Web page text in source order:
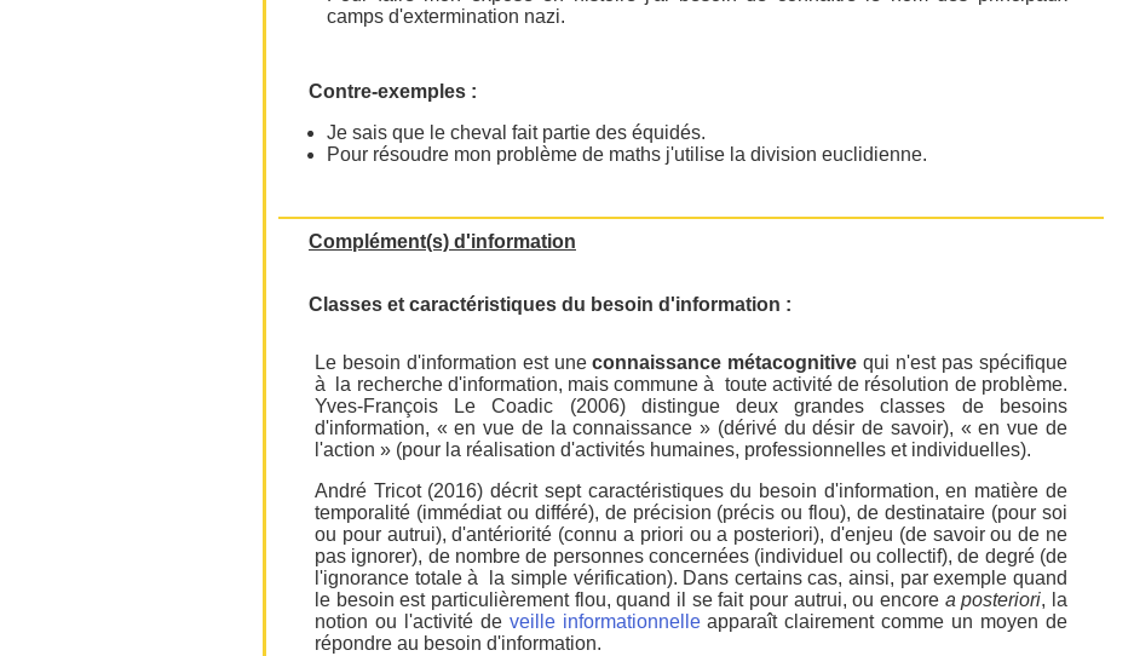
camps d'extermination nazi.
Contre-exemples :
Je sais que le cheval fait partie des équidés.
Pour résoudre mon problème de maths j'utilise la division euclidienne.
Complément(s) d'information
Classes et caractéristiques du besoin d'information :
Le besoin d'information est uneconnaissance métacognitive qui n'est pas spécifique
à la recherche d'information, mais commune à toute activité de résolution de problème.
Yves-François Le Coadic (2006) distingue deux grandes classes de besoins
d'information, « en vue de la connaissance » (dérivé du désir de savoir), « en vue de
l'action » (pour la réalisation d'activités humaines, professionnelles et individuelles).
André Tricot (2016) décrit sept caractéristiques du besoin d'information, en matière de
temporalité (immédiat ou différé), de précision (précis ou flou), de destinataire (pour soi
ou pour autrui), d'antériorité (connu a priori ou a posteriori), d'enjeu (de savoir ou de ne
pas ignorer), de nombre de personnes concernées (individuel ou collectif), de degré (de
l'ignorance totale à la simple vérification). Dans certains cas, ainsi, par exemple quand
le besoin est particulièrement flou, quand il se fait pour autrui, ou encore a posteriori, la
notion ou l'activité de veille informationnelleapparaît clairement comme un moyen de
répondre au besoin d'information.